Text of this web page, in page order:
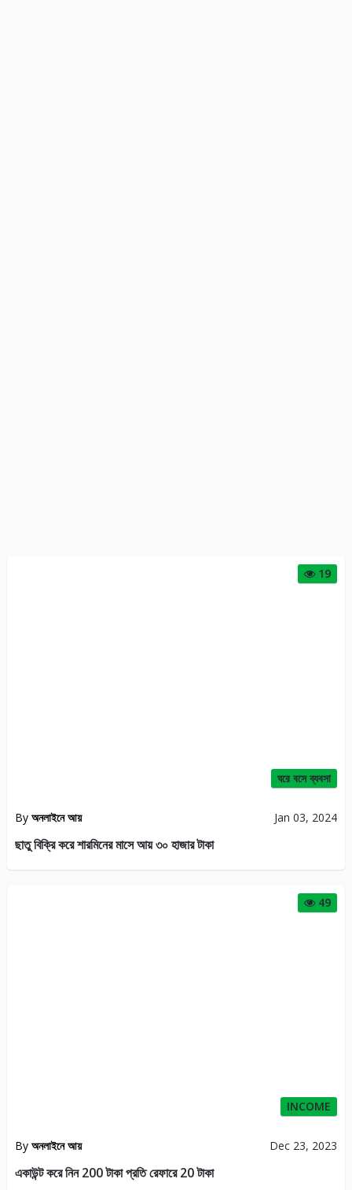
19
ঘরে বসে ব্যবসা
By অনলাইনে আয় Jan 03, 2024
ছাতু বিক্রি করে শারমিনের মাসে আয় ৩০ হাজার টাকা
49
INCOME
By অনলাইনে আয় Dec 23, 2023
একাউন্ট করে নিন 200 টাকা প্রতি রেফারে 20 টাকা